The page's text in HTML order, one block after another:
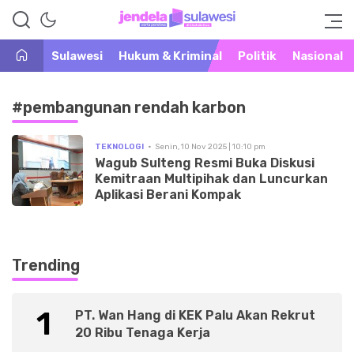
Jendela Sulawesi
Warta Peristiwa di Khatulistiwa
Sulawesi
Hukum & Kriminal Politik Nasional
#pembangunan rendah karbon
TEKNOLOGI Senin, 10 Nov 2025 | 10:10 pm
Wagub Sulteng Resmi Buka Diskusi
Kemitraan Multipihak dan Luncurkan
Aplikasi Berani Kompak
Trending
1
PT. Wan Hang di KEK Palu Akan Rekrut
20 Ribu Tenaga Kerja